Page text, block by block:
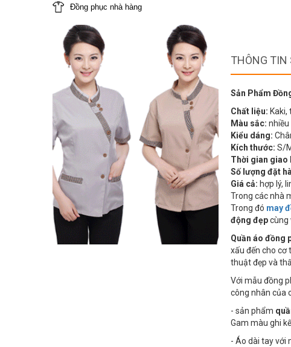
Đồng phục nhà hàng
THÔNG
Sản Phẩm
Chất liệu: Kaki,
Màu sắc:
Kiểu dáng:
Kích thước: S/
Thời gian giao
Số lượng đặt
Giá cả: hợp lý,
Trong các nhà
Trong đó may
động đẹpcùng
Quần áo đồng
xấu đến cho cơ
thuật đẹp và
Với mẫu đồng
công nhân của
- sản phẩm
Gam màu ghi
- Áo dài tay với